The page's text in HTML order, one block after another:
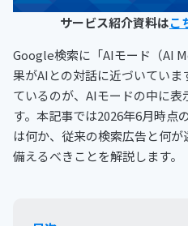
サービス紹介資料はこ
Google検索に「AIモード（AI
果がAIとの対話に近づいてい
ているのが、AIモードの中に
す。本記事では2026年6月時点
は何か、従来の検索広告と何
備えるべきことを解説します。